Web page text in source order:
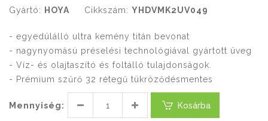
Gyártó: HOYA Cikkszám: YHDVMK2UV049
- egyedülálló ultra kemény titán bevonat
- nagynyomású préselési technológiával gyártott üveg
- Víz- és olajtaszító és foltálló tulajdonságok.
- Prémium szűrő 32 rétegű tükröződésmentes
Mennyiség: Kosárba